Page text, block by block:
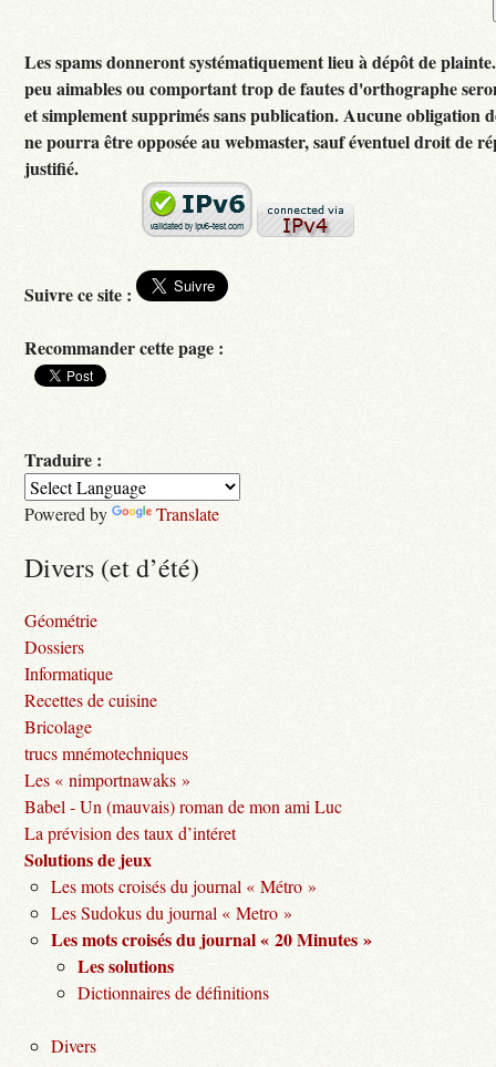
Les spams donneront systématiquement lieu à dépôt de plainte.
peu aimables ou comportant trop de fautes d'orthographe
et simplement supprimés sans publication. Aucune obligation
ne pourra être opposée au webmaster, sauf éventuel droit de
justifié.
Suivre ce site :
Recommander cette page :
Traduire :
Powered by Translate
Divers (et d’été)
Géométrie
Dossiers
Informatique
Recettes de cuisine
Bricolage
trucs mnémotechniques
Les « nimportnawaks »
Babel - Un (mauvais) roman de mon ami Luc
La prévision des taux d’intéret
Solutions de jeux
Les mots croisés du journal « Métro »
Les Sudokus du journal « Metro »
Les mots croisés du journal « 20 Minutes »
Les solutions
Dictionnaires de définitions
Divers